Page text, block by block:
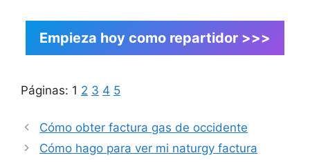
Empieza hoy como repartidor >>>
Páginas: 1 2 3 4 5
Cómo obter factura gas de occidente
Cómo hago para ver mi naturgy factura